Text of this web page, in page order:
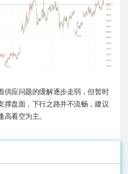
供应问题的缓解逐步走弱，但暂时
撑盘面，下行之路并不流畅，建议
看空为主。